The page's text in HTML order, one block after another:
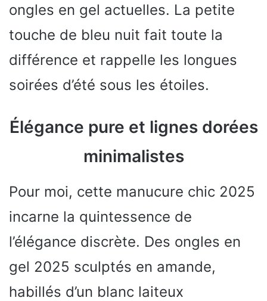
ongles en gel actuelles. La petite
touche de bleu nuit fait toute la
différence et rappelle les longues
soirées d’été sous les étoiles.
Élégance pure et lignes dorées
minimalistes
Pour moi, cette manucure chic 2025
incarne la quintessence de
l’élégance discrète. Des ongles en
gel 2025 sculptés en amande,
habillés d’un blanc laiteux